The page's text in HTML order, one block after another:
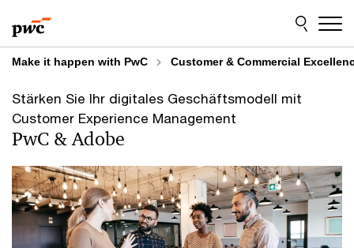
to
content
to
footer
Make it happen with PwC Customer & Commercial
Stärken Sie Ihr digitales Geschäftsmodell mit
Customer Experience Management
PwC & Adobe